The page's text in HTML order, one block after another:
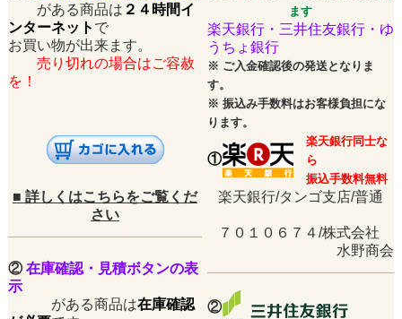
ます
がある商品は ２４時間イ
ンターネット で
お買い物が出来ます。
売り切れの場合はご容赦
を！
楽天銀行・三井住友銀行・ゆ
うちょ銀行
※ ご入金確認後の発送となりま
す。
※ 振込み手数料はお客様負担にな
ります。
①
楽天銀行同士な
ら
振込手数料無料
■ 詳しくはこちらをご覧くだ
さい
楽天銀行/タンゴ支店/普通
７０１０６７４/株式会社
水野商会
②在庫確認・見積ボタンの表
示
がある商品は在庫確認
②